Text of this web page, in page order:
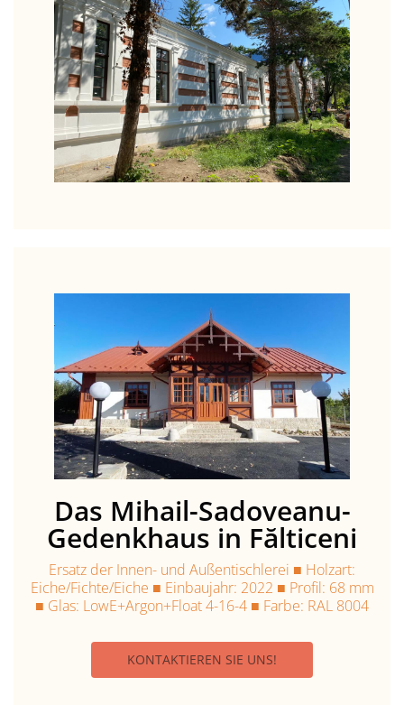
Das Mihail-Sadoveanu-
Gedenkhaus in Fălticeni
Ersatz der Innen- und Außentischlerei ■ Holzart:
Eiche/Fichte/Eiche ■ Einbaujahr: 2022 ■ Profil: 68 mm
■ Glas: LowE+Argon+Float 4-16-4 ■ Farbe: RAL 8004
KONTAKTIEREN SIE UNS!